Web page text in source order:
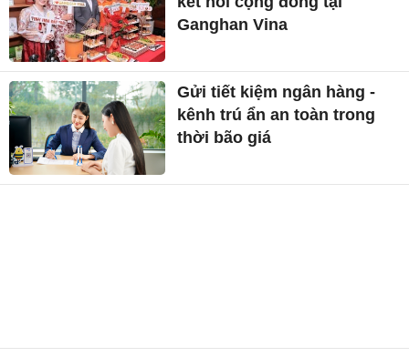
Ganghan Vina
Gửi tiết kiệm ngân hàng -
kênh trú ẩn an toàn trong
thời bão giá